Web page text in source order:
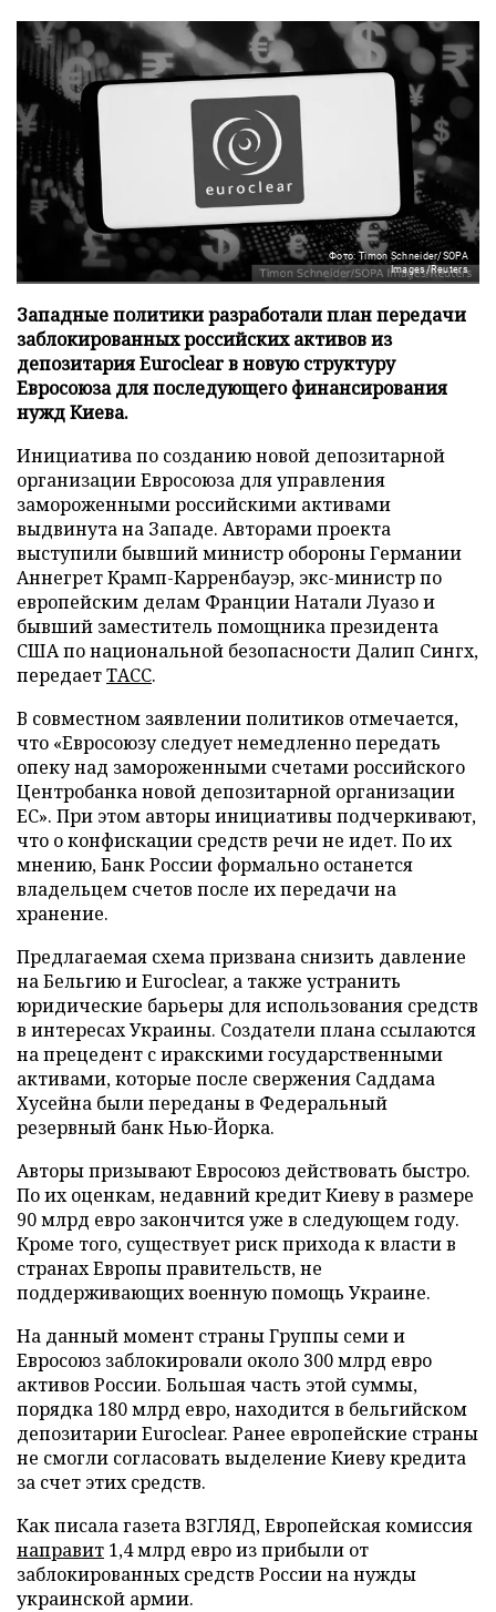
Фото: Timon Schneider/SOPA
Images/Reuters
Западные политики разработали план передачи
заблокированных российских активов из
депозитария Euroclear в новую структуру
Евросоюза для последующего финансирования
нужд Киева.
Инициатива по созданию новой депозитарной
организации Евросоюза для управления
замороженными российскими активами
выдвинута на Западе. Авторами проекта
выступили бывший министр обороны Германии
Аннегрет Крамп-Карренбауэр, экс-министр по
европейским делам Франции Натали Луазо и
бывший заместитель помощника президента
США по национальной безопасности Далип Сингх,
передаетТАСС.
В совместном заявлении политиков отмечается,
что «Евросоюзу следует немедленно передать
опеку над замороженными счетами российского
Центробанка новой депозитарной организации
ЕС». При этом авторы инициативы подчеркивают,
что о конфискации средств речи не идет. По их
мнению, Банк России формально останется
владельцем счетов после их передачи на
хранение.
Предлагаемая схема призвана снизить давление
на Бельгию и Euroclear, а также устранить
юридические барьеры для использования средств
в интересах Украины. Создатели плана ссылаются
на прецедент с иракскими государственными
активами, которые после свержения Саддама
Хусейна были переданы в Федеральный
резервный банк Нью-Йорка.
Авторы призывают Евросоюз действовать быстро.
По их оценкам, недавний кредит Киеву в размере
90 млрд евро закончится уже в следующем году.
Кроме того, существует риск прихода к власти в
странах Европы правительств, не
поддерживающих военную помощь Украине.
На данный момент страны Группы семи и
Евросоюз заблокировали около 300 млрд евро
активов России. Большая часть этой суммы,
порядка 180 млрд евро, находится в бельгийском
депозитарии Euroclear. Ранее европейские страны
не смогли согласовать выделение Киеву кредита
за счет этих средств.
Как писала газета ВЗГЛЯД, Европейская комиссия
направит 1,4 млрд евро из прибыли от
заблокированных средств России на нужды
украинской армии.